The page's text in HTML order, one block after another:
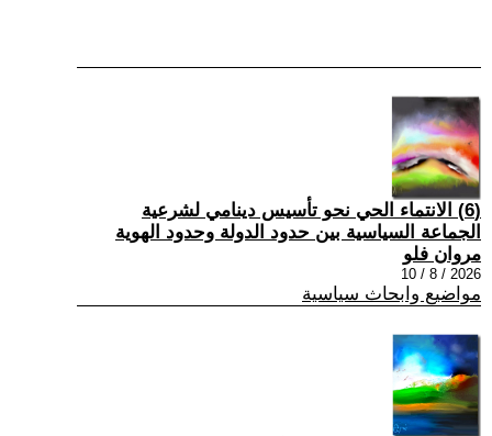
(6) الانتماء الحي نحو تأسيس دينامي لشرعية
الجماعة السياسية بين حدود الدولة وحدود الهوية
مروان فلو
2026 / 8 / 10
مواضيع وابحاث سياسية